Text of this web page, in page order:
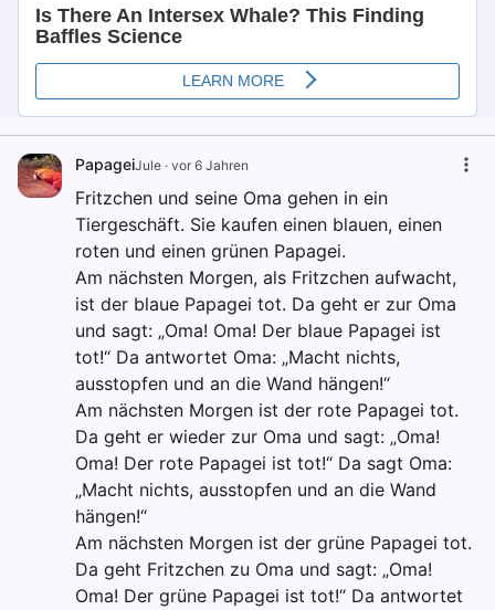
PapageiJule · vor 6 Jahren
Fritzchen und seine Oma gehen in ein
Tiergeschäft. Sie kaufen einen blauen, einen
roten und einen grünen Papagei.
Am nächsten Morgen, als Fritzchen aufwacht,
ist der blaue Papagei tot. Da geht er zur Oma
und sagt: „Oma! Oma! Der blaue Papagei ist
tot!“ Da antwortet Oma: „Macht nichts,
ausstopfen und an die Wand hängen!“
Am nächsten Morgen ist der rote Papagei tot.
Da geht er wieder zur Oma und sagt: „Oma!
Oma! Der rote Papagei ist tot!“ Da sagt Oma:
„Macht nichts, ausstopfen und an die Wand
hängen!“
Am nächsten Morgen ist der grüne Papagei tot.
Da geht Fritzchen zu Oma und sagt: „Oma!
Oma! Der grüne Papagei ist tot!“ Da antwortet